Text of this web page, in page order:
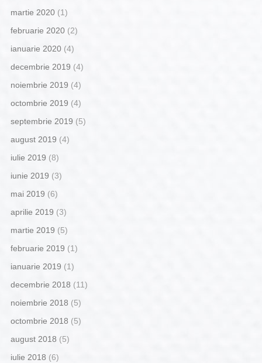
martie 2020(1)
februarie 2020(2)
ianuarie 2020(4)
decembrie 2019 (4)
noiembrie 2019 (4)
octombrie 2019 (4)
septembrie 2019 (5)
august 2019 (4)
iulie 2019 (8)
iunie 2019 (3)
mai 2019 (6)
aprilie 2019 (3)
martie 2019 (5)
februarie 2019 (1)
ianuarie 2019 (1)
decembrie 2018 (11)
noiembrie 2018 (5)
octombrie 2018 (5)
august 2018 (5)
iulie 2018 (6)